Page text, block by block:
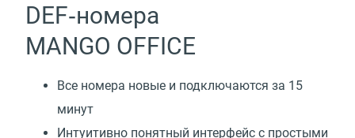
DEF‑номера
MANGO OFFICE
Все номера новые и подключаются за 15
минут
Интуитивно понятный интерфейс с простыми